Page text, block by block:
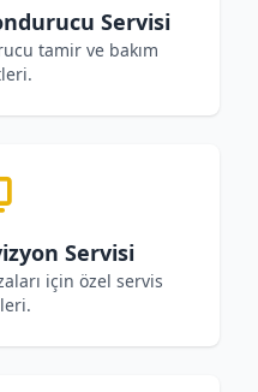
Servisi
tamir ve bakım
Servisi
için özel servis